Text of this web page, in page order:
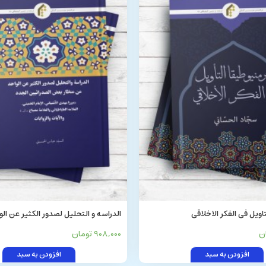
فی الفکر الاخلاقی
افزودن به سبد
الدراسه و التحلیل لصدور الکثیر عن
منظار بعض الصدرائیین الجدد
908,000 تومان
افزودن به سبد